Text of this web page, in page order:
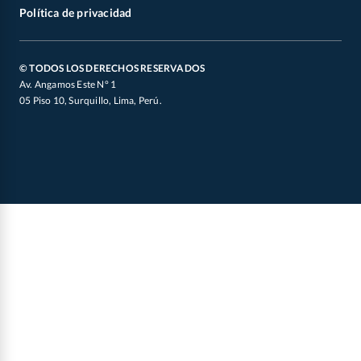
Otros documentos legales
Canal de Integridad
Partidos 2026
Defensoría de Vendedores y Proveedores
X
Política de privacidad
© TODOS LOS DERECHOS RESERVADOS
Av. Angamos Este N° 1
05 Piso 10, Surquillo, Lima, Perú.